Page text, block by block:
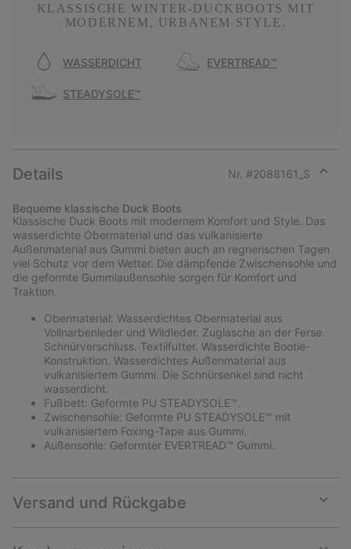
KLASSISCHE WINTER-DUCKBOOTS MIT
MODERNEM, URBANEM STYLE.
WASSERDICHT EVERTREAD™
STEADYSOLE™
Details Nr. #2088161_S
section
Bequeme klassische Duck Boots
Klassische Duck Boots mit modernem Komfort und Style. Das
wasserdichte Obermaterial und das vulkanisierte
Außenmaterial aus Gummi bieten auch an regnerischen Tagen
viel Schutz vor dem Wetter. Die dämpfende Zwischensohle und
die geformte Gummiaußensohle sorgen für Komfort und
Traktion.
Obermaterial: Wasserdichtes Obermaterial aus
Vollnarbenleder und Wildleder. Zuglasche an der Ferse.
Schnürverschluss. Textilfutter. Wasserdichte Bootie-
Konstruktion. Wasserdichtes Außenmaterial aus
vulkanisiertem Gummi. Die Schnürsenkel sind nicht
wasserdicht.
Fußbett: Geformte PU STEADYSOLE™.
Zwischensohle: Geformte PU STEADYSOLE™ mit
vulkanisiertem Foxing-Tape aus Gummi.
Außensohle: Geformter EVERTREAD™ Gummi.
Versand und Rückgabe
or